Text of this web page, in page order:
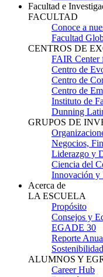
Facultad e
FACULTAD
Conoce a
Facultad
CENTROS DE
FAIR Center
Centro de
Centro de
Centro de
Instituto de
Dunning
GRUPOS DE
Negocios,
Liderazgo y
Ciencia del
Innovación y
Acerca de
LA ESCUELA
Propósito
Consejos y
EGADE 30
Reporte
ALUMNOS Y
Career Hub